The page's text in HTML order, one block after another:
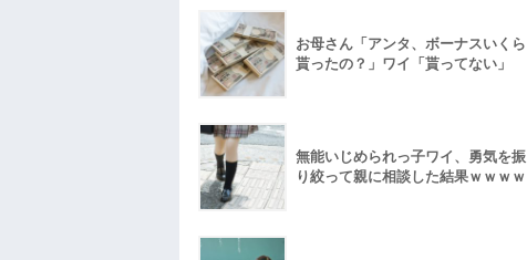
お母さん「アンタ、ボーナスいくら
貰ったの？」ワイ「貰ってない」
無能いじめられっ子ワイ、勇気を振
り絞って親に相談した結果ｗｗｗｗ